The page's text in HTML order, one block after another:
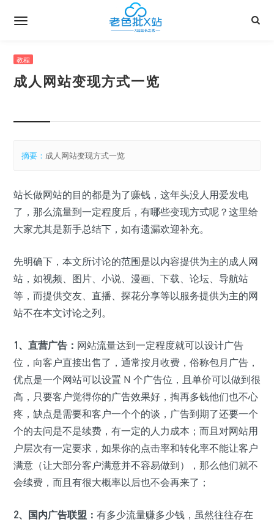
教程
成人网站变现方式一览
摘要： 成人网站变现方式一览
站长做网站的目的都是为了赚钱，这年头没人用爱发电
了，那么流量到一定程度后，有哪些变现方式呢？这里给
大家尤其是新手总结下，如有遗漏欢迎补充。
先明确下，本文所讨论的范围是以内容提供为主的成人网
站，如视频、图片、小说、漫画、下载、论坛、导航站
等，而提供交友、直播、探花分享等以服务提供为主的网
站不在本文讨论之列。
1、直营广告： 网站流量达到一定程度就可以设计广告
位，向客户直接出售了，通常按月收费，俗称包月广告，
优点是一个网站可以设置 N 个广告位，且单价可以做到很
高，只要客户觉得你的广告效果好，掏再多钱他们也不心
疼，缺点是需要和客户一个个的谈，广告到期了还要一个
个的去问是不是续费，有一定的人力成本；而且对网站用
户层次有一定要求，如果你的点击率和转化率不能让客户
满意（让大部分客户满意并不容易做到），那么他们就不
会续费，而且有很大概率以后也不会再来了；
2、国内广告联盟： 有多少流量赚多少钱，虽然往往存在